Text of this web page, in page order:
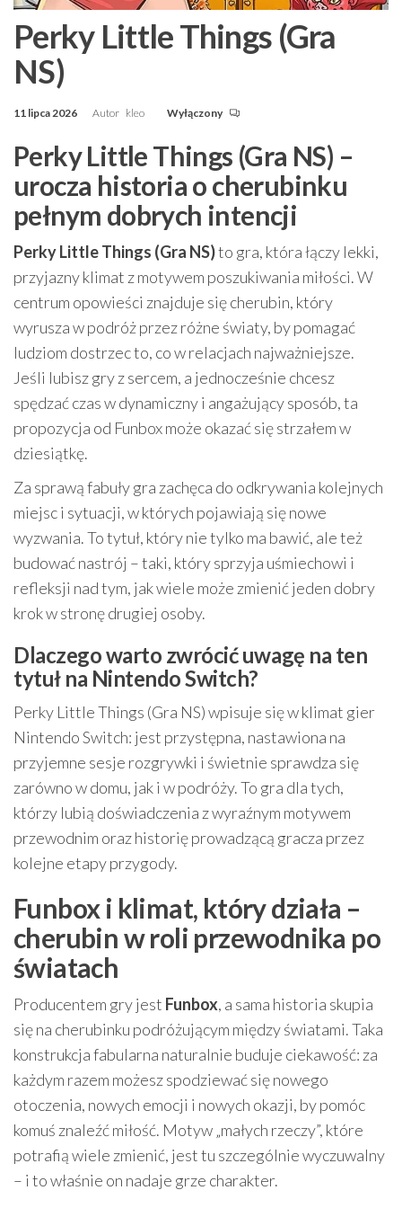
Perky Little Things (Gra
NS)
11 lipca 2026 Autor kleo Wyłączony
Perky Little Things (Gra NS) –
urocza historia o cherubinku
pełnym dobrych intencji
Perky Little Things (Gra NS)to gra, która łączy lekki,
przyjazny klimat z motywem poszukiwania miłości. W
centrum opowieści znajduje się cherubin, który
wyrusza w podróż przez różne światy, by pomagać
ludziom dostrzec to, co w relacjach najważniejsze.
Jeśli lubisz gry z sercem, a jednocześnie chcesz
spędzać czas w dynamiczny i angażujący sposób, ta
propozycja od Funbox może okazać się strzałem w
dziesiątkę.
Za sprawą fabuły gra zachęca do odkrywania kolejnych
miejsc i sytuacji, w których pojawiają się nowe
wyzwania. To tytuł, który nie tylko ma bawić, ale też
budować nastrój – taki, który sprzyja uśmiechowi i
refleksji nad tym, jak wiele może zmienić jeden dobry
krok w stronę drugiej osoby.
Dlaczego warto zwrócić uwagę na ten
tytuł na Nintendo Switch?
Perky Little Things (Gra NS) wpisuje się w klimat gier
Nintendo Switch: jest przystępna, nastawiona na
przyjemne sesje rozgrywki i świetnie sprawdza się
zarówno w domu, jak i w podróży. To gra dla tych,
którzy lubią doświadczenia z wyraźnym motywem
przewodnim oraz historię prowadzącą gracza przez
kolejne etapy przygody.
Funbox i klimat, który działa –
cherubin w roli przewodnika po
światach
Producentem gry jest Funbox, a sama historia skupia
się na cherubinku podróżującym między światami. Taka
konstrukcja fabularna naturalnie buduje ciekawość: za
każdym razem możesz spodziewać się nowego
otoczenia, nowych emocji i nowych okazji, by pomóc
komuś znaleźć miłość. Motyw „małych rzeczy”, które
potrafią wiele zmienić, jest tu szczególnie wyczuwalny
– i to właśnie on nadaje grze charakter.